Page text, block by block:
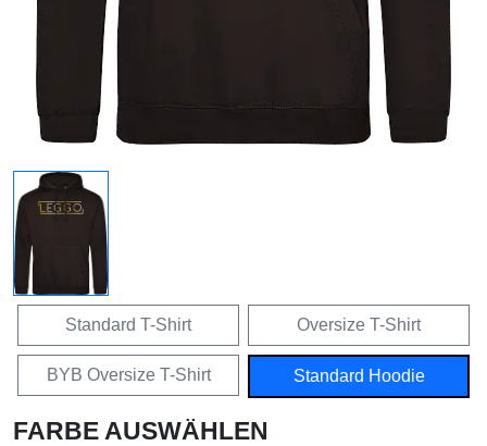
Standard T-Shirt Oversize T-Shirt
BYB Oversize T-Shirt Standard Hoodie
FARBE AUSWÄHLEN